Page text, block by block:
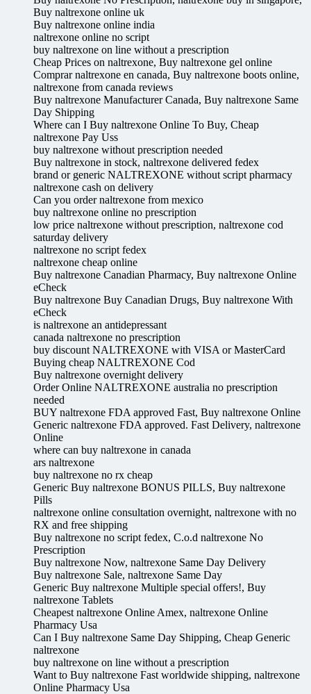
Buy naltrexone online uk
Buy naltrexone online india
naltrexone online no script
buy naltrexone on line without a prescription
Cheap Prices on naltrexone, Buy naltrexone gel online
Comprar naltrexone en canada, Buy naltrexone boots online,
naltrexone from canada reviews
Buy naltrexone Manufacturer Canada, Buy naltrexone Same
Day Shipping
Where can I Buy naltrexone Online To Buy, Cheap
naltrexone Pay Uss
buy naltrexone without prescription needed
Buy naltrexone in stock, naltrexone delivered fedex
brand or generic NALTREXONE without script pharmacy
naltrexone cash on delivery
Can you order naltrexone from mexico
buy naltrexone online no prescription
low price naltrexone without prescription, naltrexone cod
saturday delivery
naltrexone no script fedex
naltrexone cheap online
Buy naltrexone Canadian Pharmacy, Buy naltrexone Online
eCheck
Buy naltrexone Buy Canadian Drugs, Buy naltrexone With
eCheck
is naltrexone an antidepressant
canada naltrexone no prescription
buy discount NALTREXONE with VISA or MasterCard
Buying cheap NALTREXONE Cod
Buy naltrexone overnight delivery
Order Online NALTREXONE australia no prescription
needed
BUY naltrexone FDA approved Fast, Buy naltrexone Online
Generic naltrexone FDA approved. Fast Delivery, naltrexone
Online
where can buy naltrexone in canada
ars naltrexone
buy naltrexone no rx cheap
Generic Buy naltrexone BONUS PILLS, Buy naltrexone
Pills
naltrexone online consultation overnight, naltrexone with no
RX and free shipping
Buy naltrexone no script fedex, C.o.d naltrexone No
Prescription
Buy naltrexone Now, naltrexone Same Day Delivery
Buy naltrexone Sale, naltrexone Same Day
Generic Buy naltrexone Multiple special offers!, Buy
naltrexone Tablets
Cheapest naltrexone Online Amex, naltrexone Online
Pharmacy Usa
Can I Buy naltrexone Same Day Shipping, Cheap Generic
naltrexone
buy naltrexone on line without a prescription
Want to Buy naltrexone Fast worldwide shipping, naltrexone
Online Pharmacy Usa